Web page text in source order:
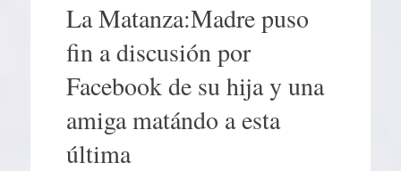
contenidoLa Matanza:Madre puso
fin a discusión por
Facebook de su hija y una
amiga matándo a esta
última